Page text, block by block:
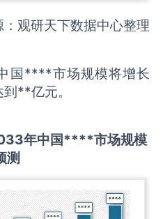
观研天下数据中心整理
国****市场规模将增长
**亿元。
33年中国****市场规模
测